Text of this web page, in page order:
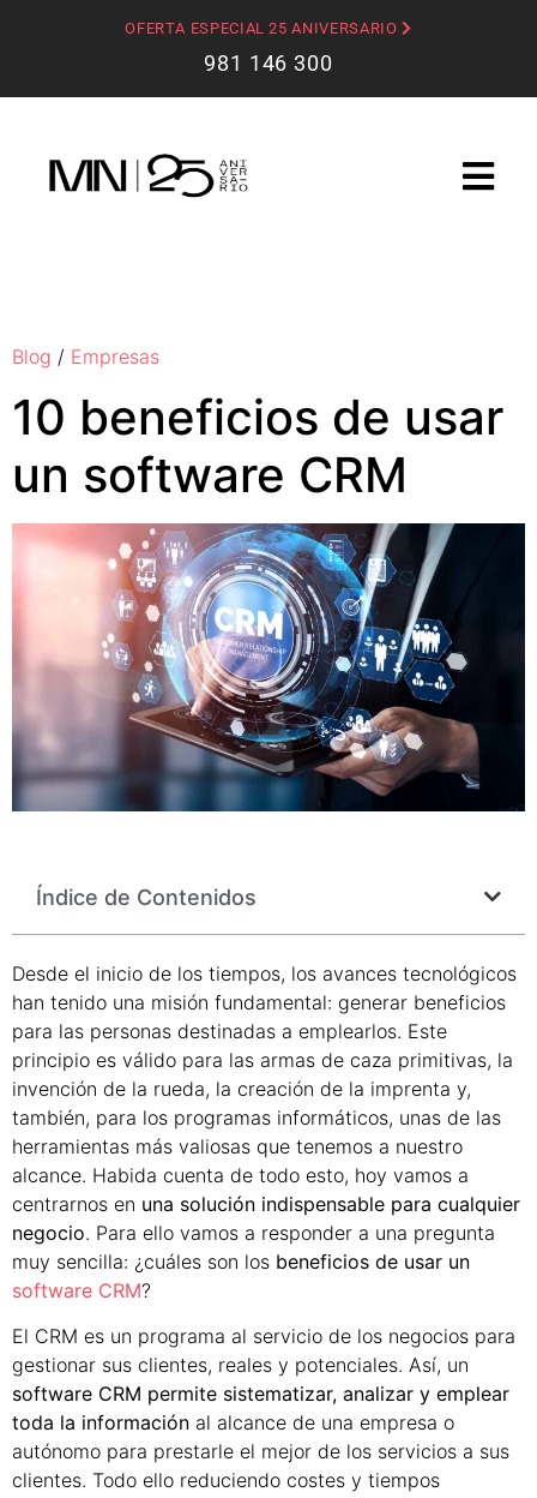
OFERTA ESPECIAL 25 ANIVERSARIO
981 146 300
Blog / Empresas
10 beneficios de usar
un software CRM
Índice de Contenidos
Desde el inicio de los tiempos, los avances tecnológicos
han tenido una misión fundamental: generar beneficios
para las personas destinadas a emplearlos. Este
principio es válido para las armas de caza primitivas, la
invención de la rueda, la creación de la imprenta y,
también, para los programas informáticos, unas de las
herramientas más valiosas que tenemos a nuestro
alcance. Habida cuenta de todo esto, hoy vamos a
centrarnos en una solución indispensable para cualquier
negocio. Para ello vamos a responder a una pregunta
muy sencilla: ¿cuáles son los beneficios de usar un
software CRM?
El CRM es un programa al servicio de los negocios para
gestionar sus clientes, reales y potenciales. Así, un
software CRM permite sistematizar, analizar y emplear
toda la información al alcance de una empresa o
autónomo para prestarle el mejor de los servicios a sus
clientes. Todo ello reduciendo costes y tiempos